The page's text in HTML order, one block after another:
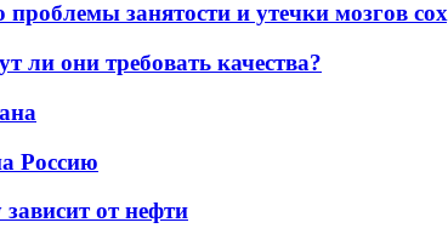
занятости и утечки мозгов
ли они требовать качества?
Россию
от нефти